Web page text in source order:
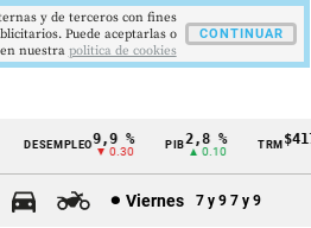
DESEMPLEO 9,9 %
▼ 0.30
PIB2,8 %
▲ 0.10
TRM
Viernes 7 y 9 7 y 9
y de terceros con fines
Puede aceptarlas o
nuestra politica de cookies
CONTINUAR